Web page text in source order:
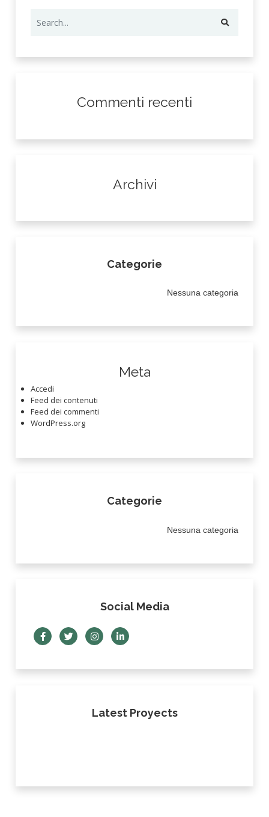
Commenti recenti
Archivi
Categorie
Nessuna categoria
Meta
Accedi
Feed dei contenuti
Feed dei commenti
WordPress.org
Categorie
Nessuna categoria
Social Media
Latest Proyects